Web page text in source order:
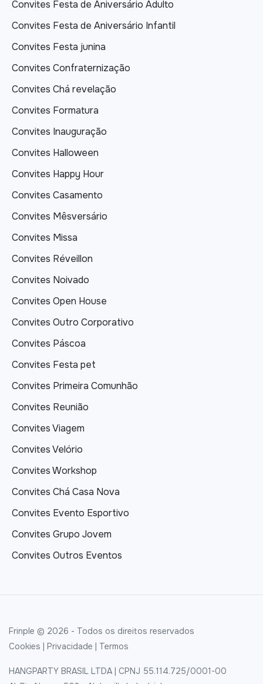
Convites Festa de Aniversário Adulto
Convites Festa de Aniversário Infantil
Convites Festa junina
Convites Confraternização
Convites Chá revelação
Convites Formatura
Convites Inauguração
Convites Halloween
Convites Happy Hour
Convites Casamento
Convites Mêsversário
Convites Missa
Convites Réveillon
Convites Noivado
Convites Open House
Convites Outro Corporativo
Convites Páscoa
Convites Festa pet
Convites Primeira Comunhão
Convites Reunião
Convites Viagem
Convites Velório
Convites Workshop
Convites Chá Casa Nova
Convites Evento Esportivo
Convites Grupo Jovem
Convites Outros Eventos
Frinple © 2026 - Todos os direitos reservados
Cookies | Privacidade | Termos
HANGPARTY BRASIL LTDA | CPNJ 55.114.725/0001-00